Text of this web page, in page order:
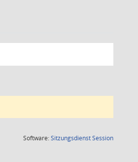
Software:SitzungsdienstSession(Wird in